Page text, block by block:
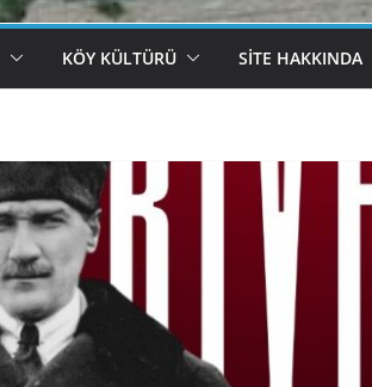
KÖY KÜLTÜRÜ SITE HAKKINDA